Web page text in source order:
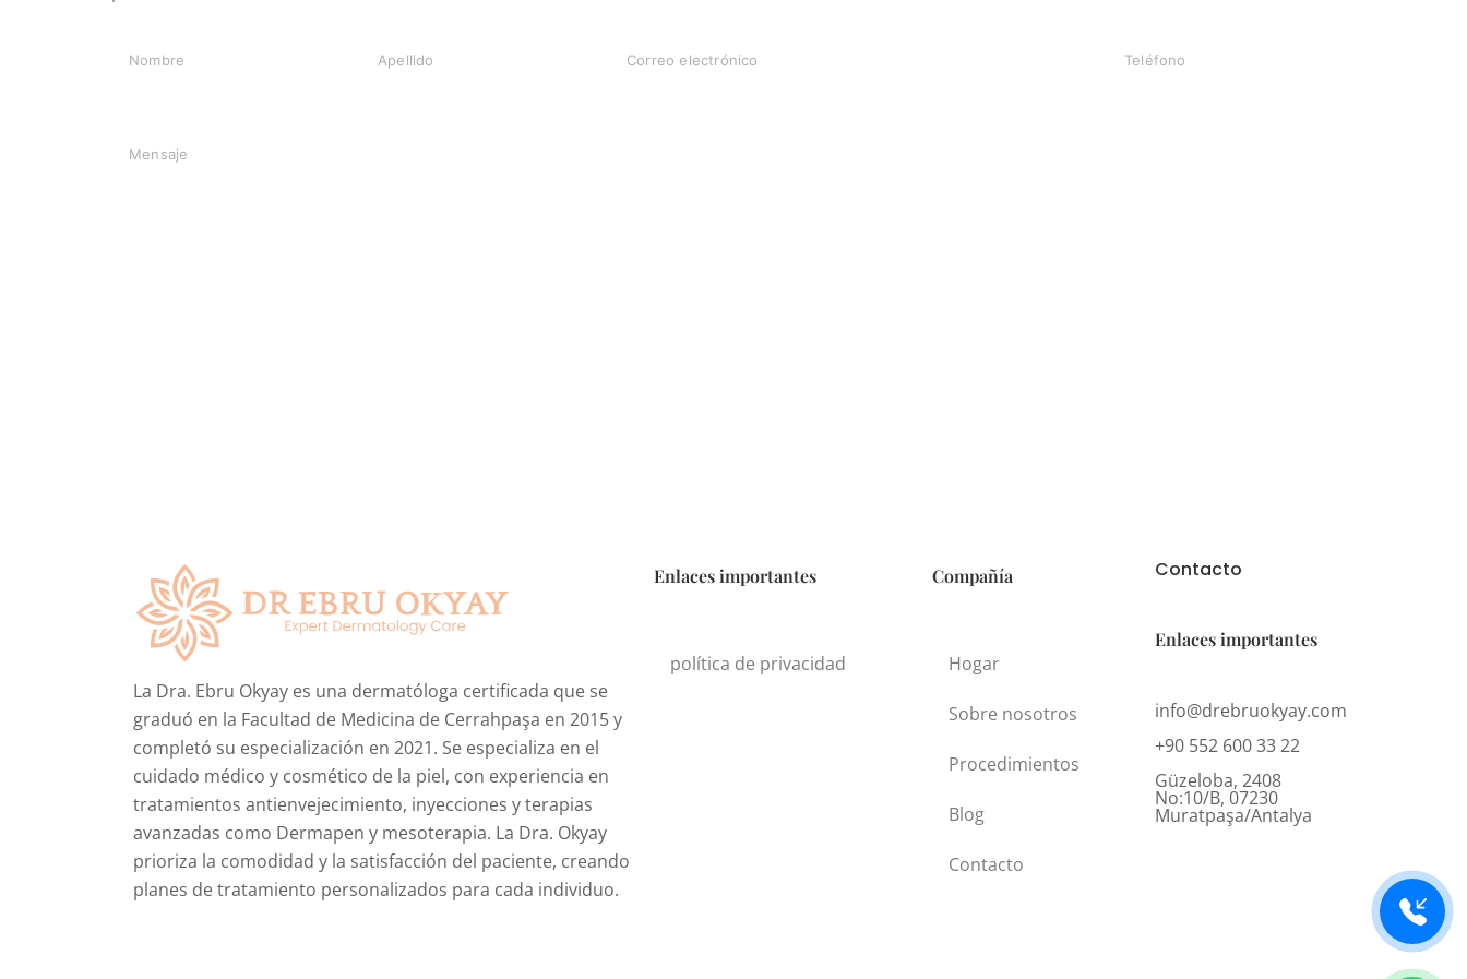
La Dra. Ebru Okyay es una dermatóloga certificada que se
graduó en la Facultad de Medicina de Cerrahpaşa en 2015 y
completó su especialización en 2021. Se especializa en el
cuidado médico y cosmético de la piel, con experiencia en
tratamientos antienvejecimiento, inyecciones y terapias
avanzadas como Dermapen y mesoterapia. La Dra. Okyay
prioriza la comodidad y la satisfacción del paciente, creando
planes de tratamiento personalizados para cada individuo.
Enlaces importantes
política de privacidad
Compañía
Hogar
Sobre nosotros
Procedimientos
Blog
Contacto
Contacto
Enlaces importantes
info@drebruokyay.com
+90 552 600 33 22
Güzeloba, 2408
No:10/B, 07230
Muratpaşa/Antalya